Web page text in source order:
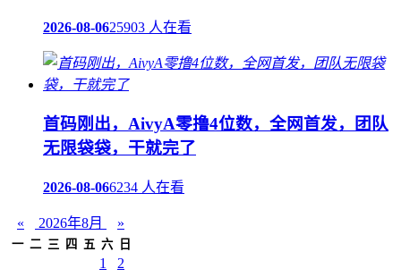
2026-08-0625903 人在看
首码刚出，AivyA零撸4位数，全网首发，团队
无限袋袋，干就完了
2026-08-066234 人在看
« 2026年8月 »
一 二 三 四 五 六 日
1
2